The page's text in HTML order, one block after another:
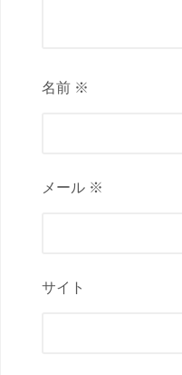
名前 ※
メール ※
サイト